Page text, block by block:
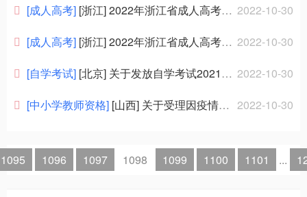
招聘信息
2022-10-30
[成人高考] [浙江] 2022年浙江省成人高考咨询电话
2022-10-30
[成人高考] [浙江] 2022年浙江省成人高考疫情防控公告
2022-10-30
[自学考试] [北京] 关于发放自学考试2021年下半年和2022年上半年两期学士学位证书的通知
2022-10-30
[中小学教师资格] [山西] 关于受理因疫情防控无法参加山西省2022年下半年中小学教师资格考试（笔试）考生退费的公告
1095 1096 1097 1098 1099 1100 1101 ...